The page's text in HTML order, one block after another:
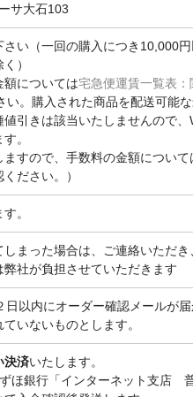
サ大石103
い（一回の購入につき10,000
）
については宅急便運賃一覧表：
。購入された商品を配送可能
引きは該当いたしませんので、
。
すので、手数料の金額について
ださい。）
。
まった場合は、ご連絡いただき
社が負担させていただきます
以内にオーダー確認メールが
いないものとします。
決済いたします。
ほ銀行「インターネット支店